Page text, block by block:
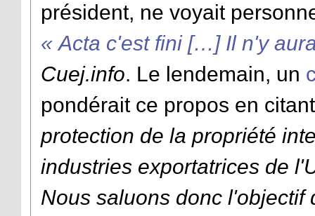
président, ne voyait
« Acta c'est fini […] Il n'y
Cuej.info. Le lendemain, un
pondérait ce propos en
protection de la propriété
industries exportatrices de
Nous saluons donc l'objectif